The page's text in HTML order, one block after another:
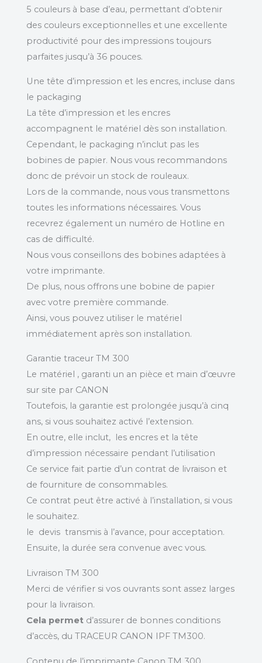
5 couleurs à base d’eau, permettant d’obtenir
des couleurs exceptionnelles et une excellente
productivité pour des impressions toujours
parfaites jusqu’à 36 pouces.
Une tête d’impression et les encres, incluse dans
le packaging
La tête d’impression et les encres
accompagnent le matériel dès son installation.
Cependant, le packaging n’inclut pas les
bobines de papier. Nous vous recommandons
donc de prévoir un stock de rouleaux.
Lors de la commande, nous vous transmettons
toutes les informations nécessaires. Vous
recevrez également un numéro de Hotline en
cas de difficulté.
Nous vous conseillons des bobines adaptées à
votre imprimante.
De plus, nous offrons une bobine de papier
avec votre première commande.
Ainsi, vous pouvez utiliser le matériel
immédiatement après son installation.
Garantie traceur TM 300
Le matériel , garanti un an pièce et main d’œuvre
sur site par CANON
Toutefois, la garantie est prolongée jusqu’à cinq
ans, si vous souhaitez activé l’extension.
En outre, elle inclut, les encres et la tête
d’impression nécessaire pendant l’utilisation
Ce service fait partie d’un contrat de livraison et
de fourniture de consommables.
Ce contrat peut être activé à l’installation, si vous
le souhaitez.
le devis transmis à l’avance, pour acceptation.
Ensuite, la durée sera convenue avec vous.
Livraison TM 300
Merci de vérifier si vos ouvrants sont assez larges
pour la livraison.
Cela permet d’assurer de bonnes conditions
d’accès, du TRACEUR CANON IPF TM300.